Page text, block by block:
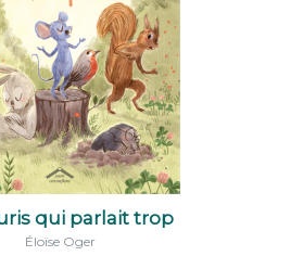
qui parlait trop
Éloïse Oger